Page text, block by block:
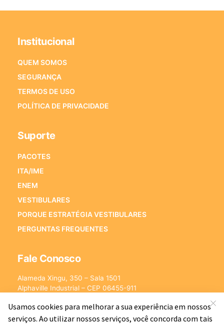
Institucional
QUEM SOMOS
SEGURANÇA
TERMOS DE USO
POLÍTICA DE PRIVACIDADE
Suporte
PACOTES
ITA/IME
ENEM
VESTIBULARES
PORQUE ESTRATÉGIA VESTIBULARES
PERGUNTAS FREQUENTES
Fale Conosco
Alameda Xingu, 350 – Sala 1501
Alphaville Industrial – CEP 06455-911
E-mail:[email protected]